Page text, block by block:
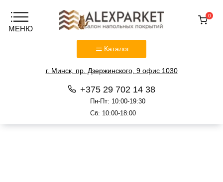
Каталог
г. Минск, пр. Дзержинского, 9 офис 1030
+375 29 702 14 38
Пн-Пт: 10:00-19:30
Сб: 10:00-18:00
0